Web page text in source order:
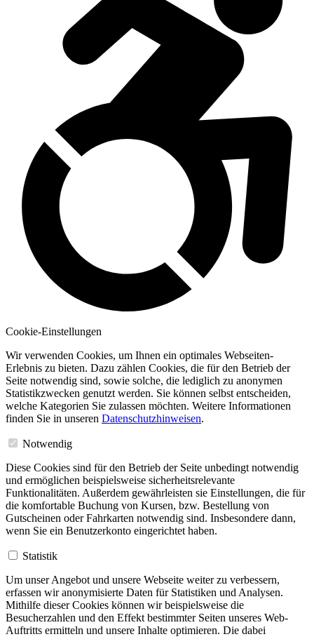
Cookie-Einstellungen
Wir verwenden Cookies, um Ihnen ein optimales Webseiten-
Erlebnis zu bieten. Dazu zählen Cookies, die für den Betrieb der
Seite notwendig sind, sowie solche, die lediglich zu anonymen
Statistikzwecken genutzt werden. Sie können selbst entscheiden,
welche Kategorien Sie zulassen möchten. Weitere Informationen
finden Sie in unseren Datenschutzhinweisen.
Notwendig
Diese Cookies sind für den Betrieb der Seite unbedingt notwendig
und ermöglichen beispielsweise sicherheitsrelevante
Funktionalitäten. Außerdem gewährleisten sie Einstellungen, die für
die komfortable Buchung von Kursen, bzw. Bestellung von
Gutscheinen oder Fahrkarten notwendig sind. Insbesondere dann,
wenn Sie ein Benutzerkonto eingerichtet haben.
Statistik
Um unser Angebot und unsere Webseite weiter zu verbessern,
erfassen wir anonymisierte Daten für Statistiken und Analysen.
Mithilfe dieser Cookies können wir beispielsweise die
Besucherzahlen und den Effekt bestimmter Seiten unseres Web-
Auftritts ermitteln und unsere Inhalte optimieren. Die dabei